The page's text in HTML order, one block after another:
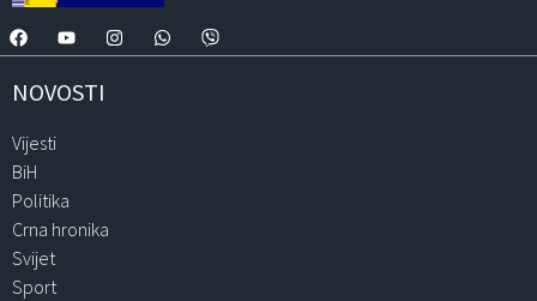
NOVOSTI
Vijesti
BiH
Politika
Crna hronika
Svijet
Sport